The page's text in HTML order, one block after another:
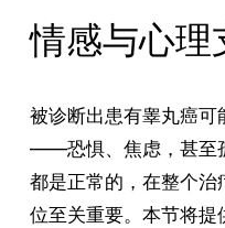
情感与心理
被诊断出患有睾丸癌
——恐惧、焦虑，甚至
都是正常的，在整个
位至关重要。本节将